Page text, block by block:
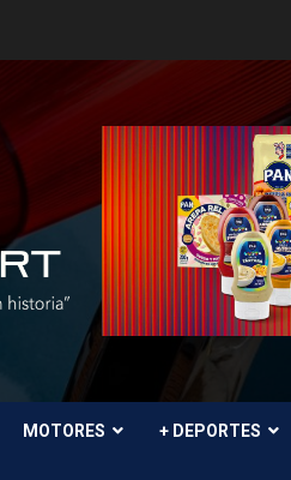
MOTORES + DEPORTES